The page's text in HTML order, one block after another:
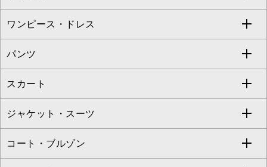
すべてのトップス
カットソー・Tシャツ
ブラウス・シャツ
ニット・セーター
カーディガン
ワンピース・ドレス
すべてのワンピース・ドレス
ワンピース
ドレス
チュニック
パンツ
すべてのパンツ
フルレングスパンツ
クロップド・半端丈パンツ
スカート
すべてのスカート
ロング・マキシ丈スカート
ジャケット・スーツ
すべてのジャケット・スーツ
コート・ブルゾン